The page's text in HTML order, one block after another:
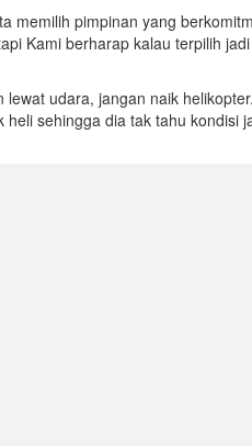
memilih pimpinan yang
Kami berharap kalau terpilih
udara, jangan naik
sehingga dia tak tahu kondisi